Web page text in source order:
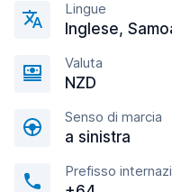
Lingue
Inglese,
Valuta
NZD
Senso di marcia
a sinistra
Prefisso